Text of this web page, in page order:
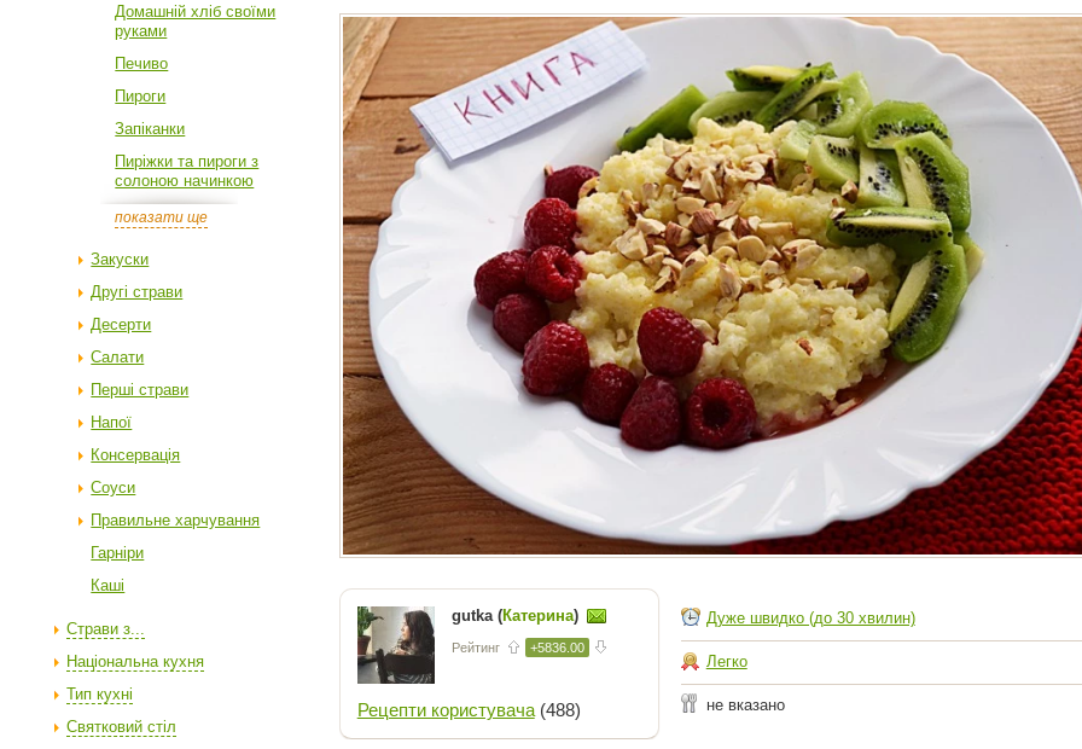
Домашній хліб своїми
руками
Печиво
Пироги
Запіканки
Пиріжки та пироги з
солоною начинкою
показати ще
Закуски
Другі страви
Десерти
Салати
Перші страви
Напої
Консервація
Соуси
Правильне харчування
Гарніри
Каші
Страви з...
Національна кухня
Тип кухні
Святковий стіл
gutka (Катерина)
Рейтинг +5836.00
Рецепти користувача(488)
Дуже швидко (до 30 хвилин)
Легко
не вказано